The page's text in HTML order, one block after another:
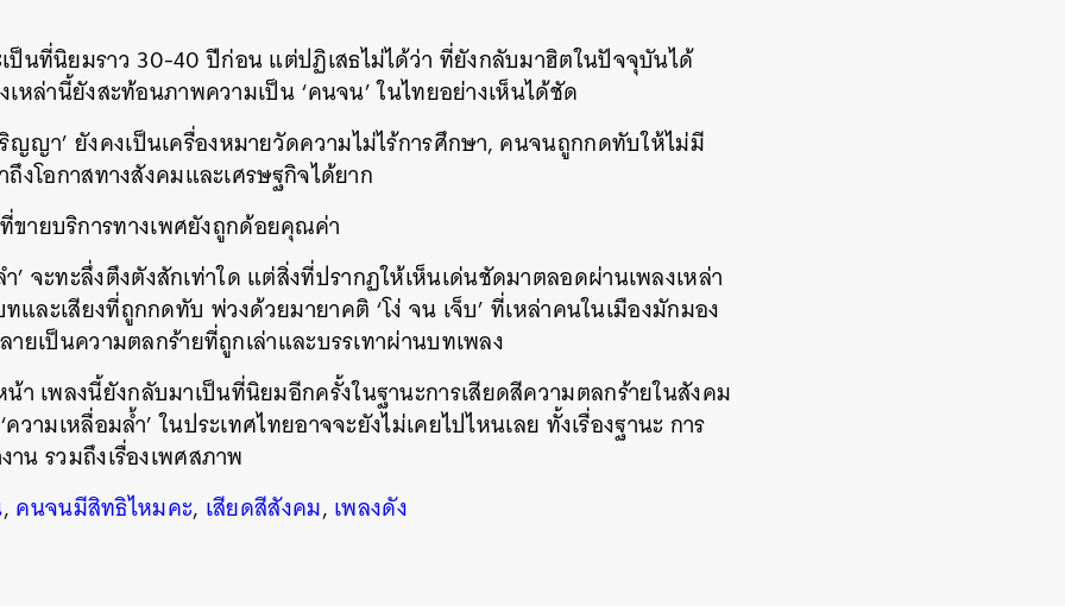
ป็นที่นิยมราว 30-40 ปีก่อน แต่ปฏิเสธไม่ได้ว่า ที่ยังกลับมาฮิตในปัจจุบันได้
เหล่านี้ยังสะท้อนภาพความเป็น ‘คนจน’ ในไทยอย่างเห็นได้ชัด
ญญา’ ยังคงเป็นเครื่องหมายวัดความไม่ไร้การศึกษา, คนจนถูกกดทับให้ไม่มี
ถึงโอกาสทางสังคมและเศรษฐกิจได้ยาก
ายบริการทางเพศยังถูกด้อยคุณค่า
’ จะทะลึ่งตึงตังสักเท่าใด แต่สิ่งที่ปรากฏให้เห็นเด่นชัดมาตลอดผ่านเพลงเหล่า
ละเสียงที่ถูกกดทับ พ่วงด้วยมายาคติ ‘โง่ จน เจ็บ’ ที่เหล่าคนในเมืองมักมอง
ายเป็นความตลกร้ายที่ถูกเล่าและบรรเทาผ่านบทเพลง
า เพลงนี้ยังกลับมาเป็นที่นิยมอีกครั้งในฐานะการเสียดสีความตลกร้ายในสังคม
วามเหลื่อมล้ำ’ ในประเทศไทยอาจจะยังไม่เคยไปไหนเลย ทั้งเรื่องฐานะ การ
าน รวมถึงเรื่องเพศสภาพ
, คนจนมีสิทธิไหมคะ, เสียดสีสังคม, เพลงดัง